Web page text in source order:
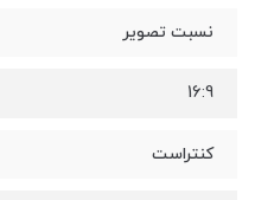
نسبت تصویر
16:9
کنتراست